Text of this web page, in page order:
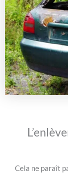
Cela ne paraît